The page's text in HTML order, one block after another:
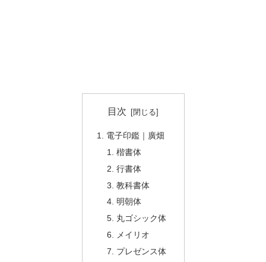
目次
電子印鑑｜廣畑
楷書体
行書体
教科書体
明朝体
丸ゴシック体
メイリオ
プレゼンス体